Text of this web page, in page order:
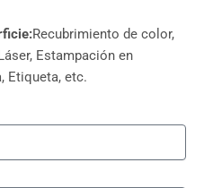
Recubrimiento de color,
Estampación en
Etiqueta, etc.